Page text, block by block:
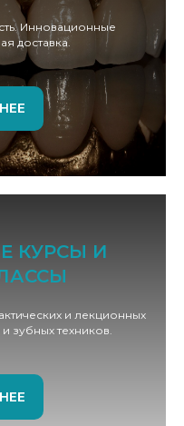
Инновационные
доставка.
КУРСЫ И
и лекционных
зубных техников.